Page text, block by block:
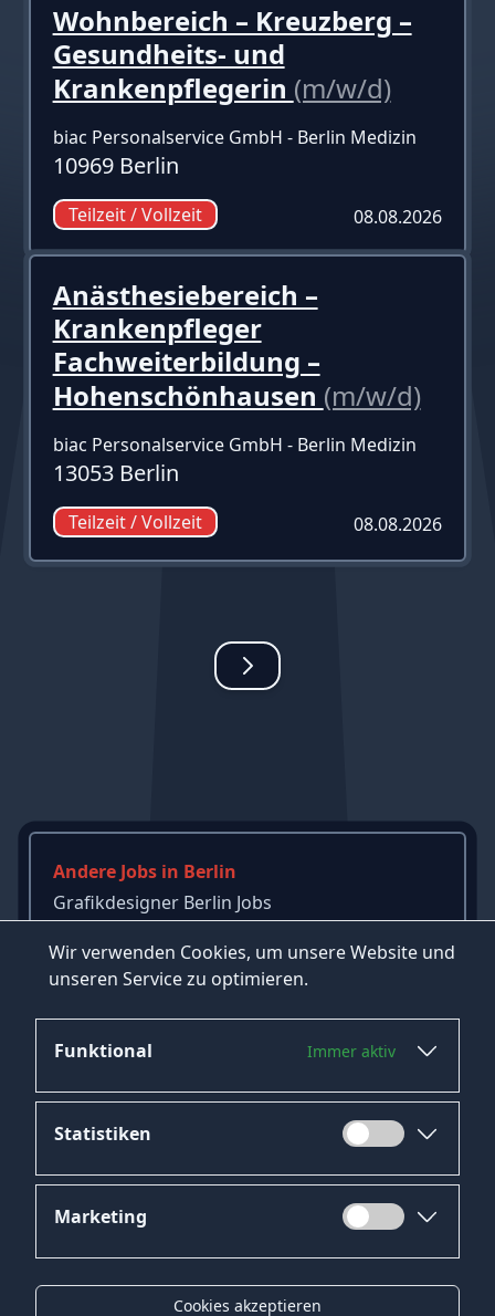
Wir verwenden Cookies, um unsere Website und
unseren Service zu optimieren.
Funktional Immer aktiv
Statistiken
Marketing
Cookies akzeptieren
Wohnbereich – Kreuzberg –
Gesundheits- und
Krankenpflegerin (m/w/d)
biac Personalservice GmbH - Berlin Medizin
10969 Berlin
Teilzeit / Vollzeit 08.08.2026
Anästhesiebereich –
Krankenpfleger
Fachweiterbildung –
Hohenschönhausen (m/w/d)
biac Personalservice GmbH - Berlin Medizin
13053 Berlin
Teilzeit / Vollzeit 08.08.2026
Andere Jobs in Berlin
Grafikdesigner Berlin Jobs
Key-Account-Manager Berlin Jobs
Mehr Jobs in Berlin ansehen
Datenschutz
Impressum